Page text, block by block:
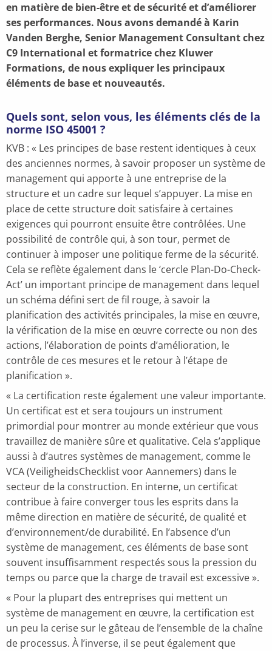
en matière de bien-être et de sécurité et d’améliorer
ses performances. Nous avons demandé à Karin
Vanden Berghe, Senior Management Consultant chez
C9 International et formatrice chez Kluwer
Formations, de nous expliquer les principaux
éléments de base et nouveautés.
Quels sont, selon vous, les éléments clés de la
norme ISO 45001 ?
KVB : « Les principes de base restent identiques à ceux
des anciennes normes, à savoir proposer un système de
management qui apporte à une entreprise de la
structure et un cadre sur lequel s’appuyer. La mise en
place de cette structure doit satisfaire à certaines
exigences qui pourront ensuite être contrôlées. Une
possibilité de contrôle qui, à son tour, permet de
continuer à imposer une politique ferme de la sécurité.
Cela se reflète également dans le ‘cercle Plan-Do-Check-
Act’ un important principe de management dans lequel
un schéma défini sert de fil rouge, à savoir la
planification des activités principales, la mise en œuvre,
la vérification de la mise en œuvre correcte ou non des
actions, l’élaboration de points d’amélioration, le
contrôle de ces mesures et le retour à l’étape de
planification ».
« La certification reste également une valeur importante.
Un certificat est et sera toujours un instrument
primordial pour montrer au monde extérieur que vous
travaillez de manière sûre et qualitative. Cela s’applique
aussi à d’autres systèmes de management, comme le
VCA (VeiligheidsChecklist voor Aannemers) dans le
secteur de la construction. En interne, un certificat
contribue à faire converger tous les esprits dans la
même direction en matière de sécurité, de qualité et
d’environnement/de durabilité. En l’absence d’un
système de management, ces éléments de base sont
souvent insuffisamment respectés sous la pression du
temps ou parce que la charge de travail est excessive ».
« Pour la plupart des entreprises qui mettent un
système de management en œuvre, la certification est
un peu la cerise sur le gâteau de l’ensemble de la chaîne
de processus. À l’inverse, il se peut également que